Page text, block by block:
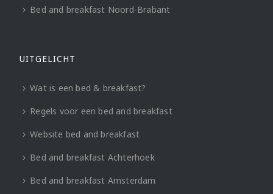
Bed and breakfast Noord-Brabant
UITGELICHT
Wat is een bed & breakfast?
Regels voor een bed and breakfast
Website bed and breakfast
Bed and breakfast Achterhoek
Bed and breakfast Amsterdam